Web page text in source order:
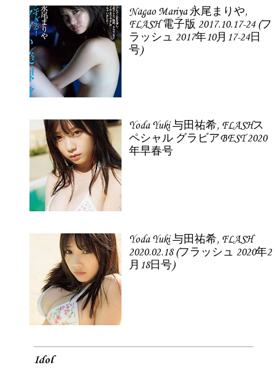
Nagao Mariya 永尾まりや,
FLASH 電子版 2017.10.17-24 (フ
ラッシュ 2017年10月17-24日
号)
Yoda Yuki 与田祐希, FLASHス
ペシャル グラビアBEST 2020
年早春号
Yoda Yuki 与田祐希, FLASH
2020.02.18 (フラッシュ 2020年2
月18日号)
Idol